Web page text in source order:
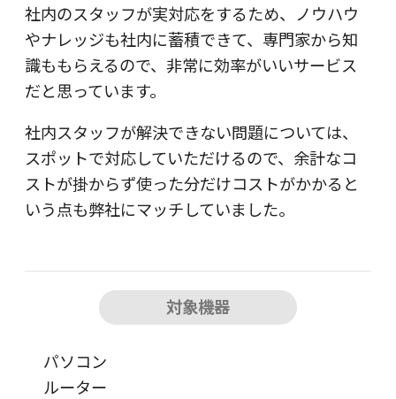
社内のスタッフが実対応をするため、ノウハウ
やナレッジも社内に蓄積できて、専門家から知
識ももらえるので、非常に効率がいいサービス
だと思っています。
社内スタッフが解決できない問題については、
スポットで対応していただけるので、余計なコ
ストが掛からず使った分だけコストがかかると
いう点も弊社にマッチしていました。
対象機器
パソコン
ルーター